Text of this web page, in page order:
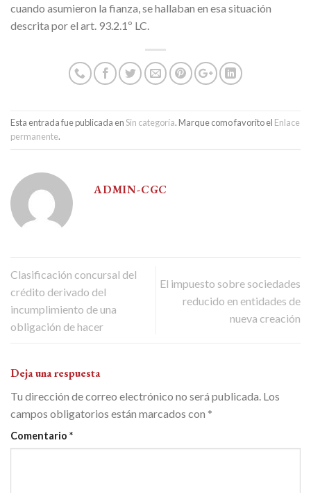
cuando asumieron la fianza, se hallaban en esa situación
descrita por el art. 93.2.1º LC.
Esta entrada fue publicada enSin categoría. Marque como favorito el Enlace
permanente.
ADMIN-CGC
Clasificación concursal del
crédito derivado del
incumplimiento de una
obligación de hacer
El impuesto sobre sociedades
reducido en entidades de
nueva creación
Deja una respuesta
Tu dirección de correo electrónico no será publicada. Los
campos obligatorios están marcados con *
Comentario *